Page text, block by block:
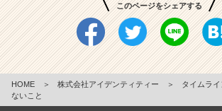
このページをシェアする
HOME ＞ 株式会社アイデンティティー ＞ タイムラ
ないこと